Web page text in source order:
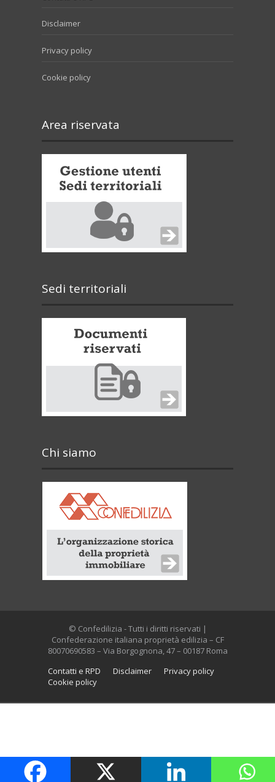
Disclaimer
Privacy policy
Cookie policy
Area riservata
Sedi territoriali
Chi siamo
© Confedilizia - Tutti i diritti riservati |
Confederazione italiana proprietà edilizia – CF
80070690583 – Via Borgognona, 47 – 00187 Roma
Contatti e RPD
Disclaimer
Privacy policy
Cookie policy